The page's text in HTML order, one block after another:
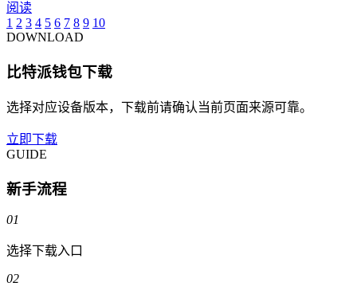
阅读
1 2 3 4 5 6 7 8 9 10
DOWNLOAD
比特派钱包下载
选择对应设备版本，下载前请确认当前页面来源可靠。
立即下载
GUIDE
新手流程
01
选择下载入口
02